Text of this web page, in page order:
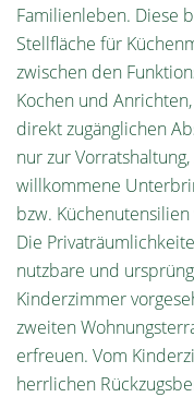
Familienleben. Diese
Stellfläche für
zwischen den
Kochen und
direkt zugänglichen
nur zur
willkommene
bzw. Küchenutensilien
Die
nutzbare und
Kinderzimmer
zweiten
erfreuen. Vom
herrlichen